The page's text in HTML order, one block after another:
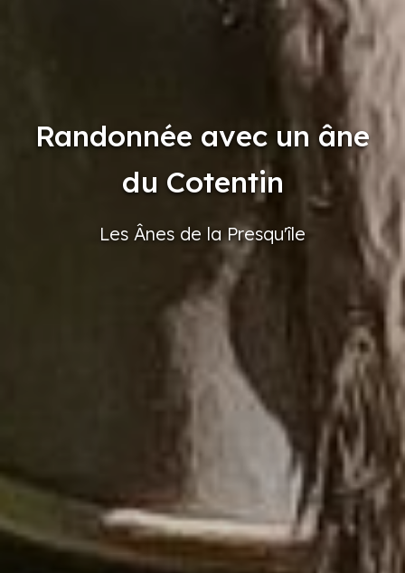
Randonnée avec un âne
du Cotentin
Les Ânes de la Presqu'île